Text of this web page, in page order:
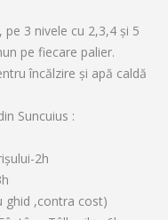
3 nivele cu 2,3,4 şi 5
pe fiecare palier.
încălzire şi apă caldă
Suncuius :
2h
ghid ,contra cost)